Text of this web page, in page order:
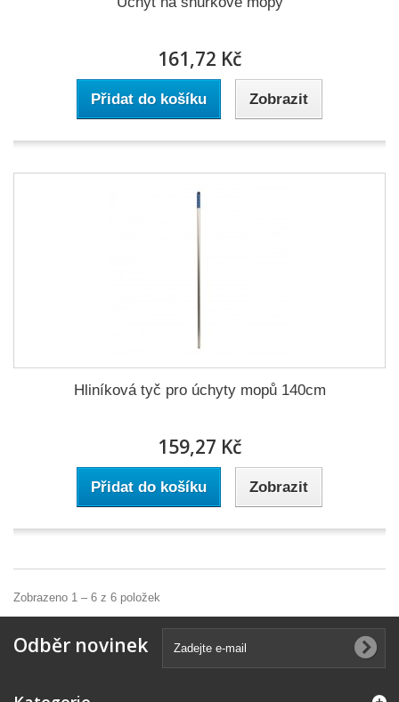
161,72 Kč
Přidat do košíku Zobrazit
Hliníková tyč pro úchyty mopů 140cm
159,27 Kč
Přidat do košíku Zobrazit
Zobrazeno 1 – 6 z 6 položek
Odběr novinek